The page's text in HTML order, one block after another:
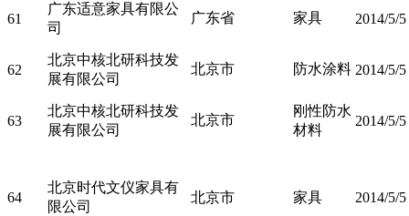
61
广东适意家具有限公
司
广东省 家具 2014/5/5
62
北京中核北研科技发
展有限公司
北京市 防水涂料 2014/5/5
63
北京中核北研科技发
展有限公司
北京市
刚性防水
材料
2014/5/5
64
北京时代文仪家具有
限公司
北京市 家具 2014/5/5